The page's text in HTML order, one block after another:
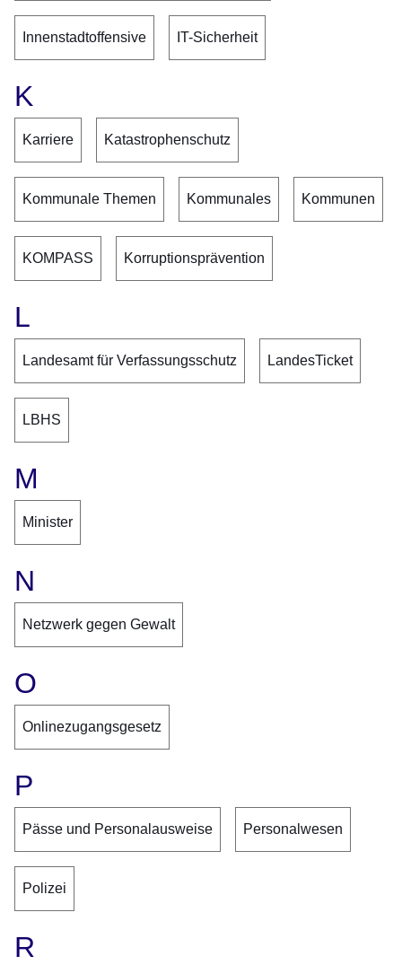
Innenstadtoffensive IT-Sicherheit
K
Karriere Katastrophenschutz
Kommunale Themen Kommunales Kommunen
KOMPASS Korruptionsprävention
L
Landesamt für Verfassungsschutz LandesTicket
LBHS
M
Minister
N
Netzwerk gegen Gewalt
O
Onlinezugangsgesetz
P
Pässe und Personalausweise Personalwesen
Polizei
R